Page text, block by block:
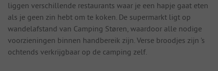
liggen verschillende restaurants waar je een hapje gaat eten
als je geen zin hebt om te koken. De supermarkt ligt op
wandelafstand van Camping Støren, waardoor alle nodige
voorzieningen binnen handbereik zijn. Verse broodjes zijn 's
ochtends verkrijgbaar op de camping zelf.